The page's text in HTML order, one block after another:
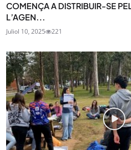
COMENÇA A DISTRIBUIR-SE
L’AGEN...
Juliol 10, 2025 221